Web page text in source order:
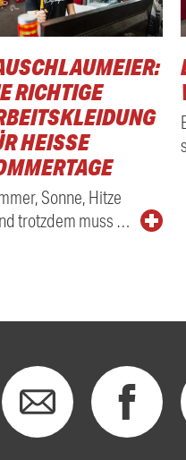
RICHTIGE
HEISSE S
Sonne, Hitze
trotzdem muss …